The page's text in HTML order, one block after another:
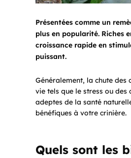
Présentées comme un
plus en popularité. Riches
croissance rapide en
puissant.
Généralement, la chute des
vie tels que le stress ou
adeptes de la santé
bénéfiques à votre crinière.
Quels sont les